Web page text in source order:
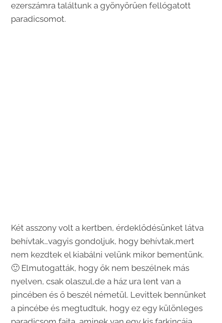
ezerszámra találtunk a gyönyörűen fellógatott
paradicsomot.
Két asszony volt a kertben, érdeklődésünket látva
behívtak…vagyis gondoljuk, hogy behívtak,mert
nem kezdtek el kiabálni velünk mikor bementünk.
🙂 Elmutogatták, hogy ők nem beszélnek más
nyelven, csak olaszul,de a ház ura lent van a
pincében és ő beszél németül. Levittek bennünket
a pincébe és megtudtuk, hogy ez egy különleges